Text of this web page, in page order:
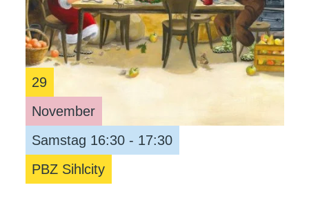
29
November
Samstag 16:30 - 17:30
PBZ Sihlcity